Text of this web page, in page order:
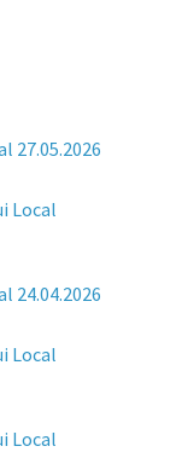
27.05.2026
Local
24.04.2026
Local
Local